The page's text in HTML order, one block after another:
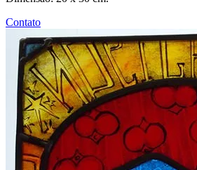
Contato